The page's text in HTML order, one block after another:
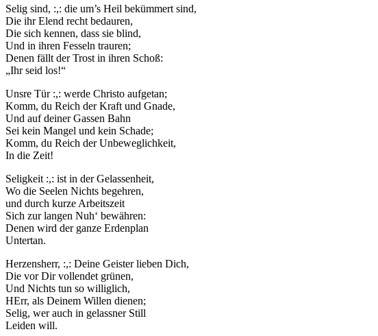
Selig sind, :,: die um’s Heil bekümmert sind,
Die ihr Elend recht bedauren,
Die sich kennen, dass sie blind,
Und in ihren Fesseln trauren;
Denen fällt der Trost in ihren Schoß:
„Ihr seid los!“
Unsre Tür :,: werde Christo aufgetan;
Komm, du Reich der Kraft und Gnade,
Und auf deiner Gassen Bahn
Sei kein Mangel und kein Schade;
Komm, du Reich der Unbeweglichkeit,
In die Zeit!
Seligkeit :,: ist in der Gelassenheit,
Wo die Seelen Nichts begehren,
und durch kurze Arbeitszeit
Sich zur langen Nuh‘ bewähren:
Denen wird der ganze Erdenplan
Untertan.
Herzensherr, :,: Deine Geister lieben Dich,
Die vor Dir vollendet grünen,
Und Nichts tun so williglich,
HErr, als Deinem Willen dienen;
Selig, wer auch in gelassner Still
Leiden will.